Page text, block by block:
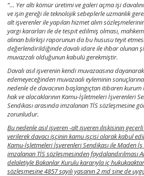
“… Yer altı kömür üretimi ve galeri açma işi
ve işin gereği ile teknolojik sebeplerle uzmanlık
alt işverenler ile yapılan hizmet alım
yargı kararları ile de tespit edilmiş olması,
alınan bilirkişi raporunun da bu hususu teyit
değerlendirildiğinde davalı idare ile ihbar olunan
muvazzalı olduğunun kabulü gerekmiştir.
Davalı asıl işverenin kendi muvazaasına
edemeyeceğinden muvazaalı eyleminin
nedenle de davacının başlangıçtan itibaren
hak ve alacaklarının Kamu-İşletmeleri İşverenleri
Sendikası arasında imzalanan TİS sözleşmesine
zorunludur.
Bu nedenle asıl işveren -alt işveren ilişkisinin
verilerek davacı işçinin kamu işçisi olarak kabul
Kamu-İşletmeleri İşverenleri Sendikası ile Maden İş
imzalanan TİS sözleşmesinden faydalandırılması
delaletiyle Bakanlar Kurulu kararıyla iç
sözleşmesine 4857 sayılı yasanın 2 md sine de